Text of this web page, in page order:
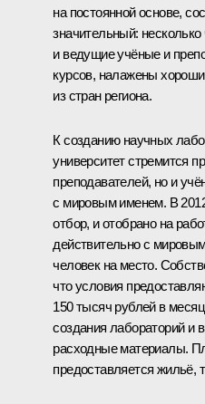
на постоянной основе,
значительный:
и ведущие учёные и
курсов, налажены
из стран региона.
К созданию научных
университет стремится
преподавателей, но и
с мировым именем. В
отбор, и отобрано на
действительно с
человек на место.
что условия
150 тысяч рублей в
создания лабораторий и
расходные материалы.
предоставляется жильё,